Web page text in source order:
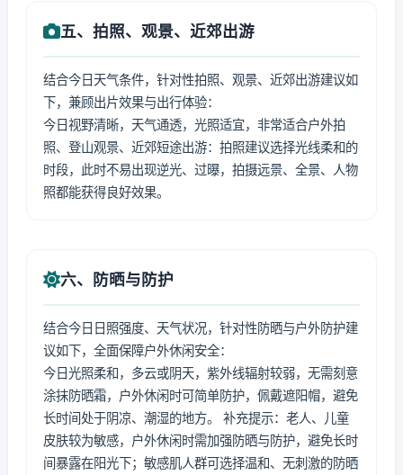
五、拍照、观景、近郊出游
结合今日天气条件，针对性拍照、观景、近郊出游建议如
下，兼顾出片效果与出行体验：
今日视野清晰，天气通透，光照适宜，非常适合户外拍
照、登山观景、近郊短途出游：拍照建议选择光线柔和的
时段，此时不易出现逆光、过曝，拍摄远景、全景、人物
照都能获得良好效果。
六、防晒与防护
结合今日日照强度、天气状况，针对性防晒与户外防护建
议如下，全面保障户外休闲安全：
今日光照柔和，多云或阴天，紫外线辐射较弱，无需刻意
涂抹防晒霜，户外休闲时可简单防护，佩戴遮阳帽，避免
长时间处于阴凉、潮湿的地方。 补充提示：老人、儿童
皮肤较为敏感，户外休闲时需加强防晒与防护，避免长时
间暴露在阳光下；敏感肌人群可选择温和、无刺激的防晒